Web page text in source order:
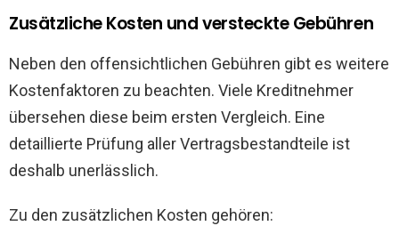
Zusätzliche Kosten und versteckte Gebühren
Neben den offensichtlichen Gebühren gibt es weitere
Kostenfaktoren zu beachten. Viele Kreditnehmer
übersehen diese beim ersten Vergleich. Eine
detaillierte Prüfung aller Vertragsbestandteile ist
deshalb unerlässlich.
Zu den zusätzlichen Kosten gehören: